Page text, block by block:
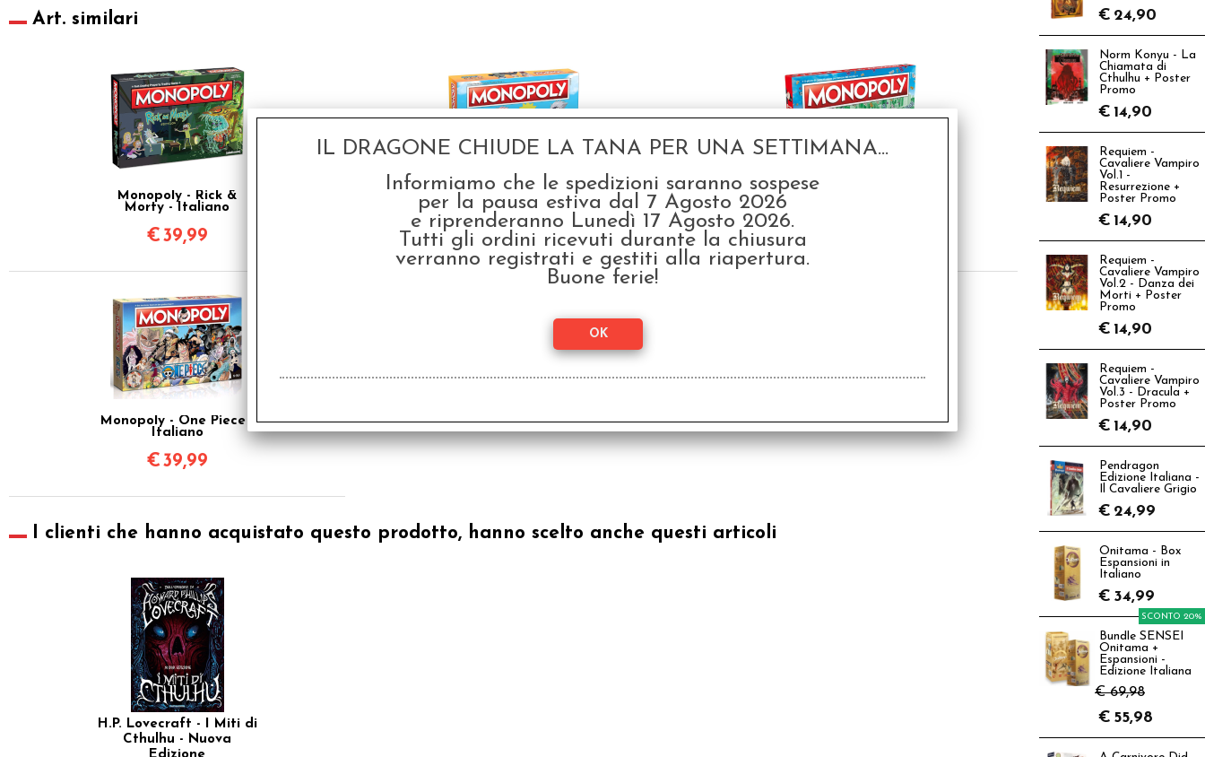
Art. similari
Monopoly - Rick &
Morty - Italiano
€39,99
Monopoly - Naruto -
Edizione Italiana
€39,99
Monopoly - Classico
Monopoly - One Piece -
Italiano
€39,99
I clienti che hanno acquistato questo prodotto, hanno scelto anche questi articoli
H.P. Lovecraft - I Miti di
Cthulhu - Nuova
€ 24,90
Norm Konyu - La
Chiamata di
Cthulhu + Poster
Promo
€ 14,90
Requiem -
Cavaliere Vampiro
Vol.1 -
Resurrezione +
Poster Promo
€ 14,90
Requiem -
Cavaliere Vampiro
Vol.2 - Danza dei
Morti + Poster
Promo
€ 14,90
Requiem -
Cavaliere Vampiro
Vol.3 - Dracula +
Poster Promo
€ 14,90
Pendragon
Edizione Italiana -
Il Cavaliere Grigio
€ 24,99
Onitama - Box
Espansioni in
Italiano
€ 34,99
Bundle SENSEI
Onitama +
Espansioni -
Edizione Italiana
€ 69,98
SCONTO 20%
€ 55,98
IL DRAGONE CHIUDE LA TANA PER UNA SETTIMANA...
Informiamo che le spedizioni saranno sospese
per la pausa estiva dal 7 Agosto 2026
e riprenderanno Lunedì 17 Agosto 2026.
Tutti gli ordini ricevuti durante la chiusura
verranno registrati e gestiti alla riapertura.
Buone ferie!